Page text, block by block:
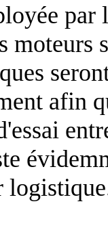
moteurs
afin